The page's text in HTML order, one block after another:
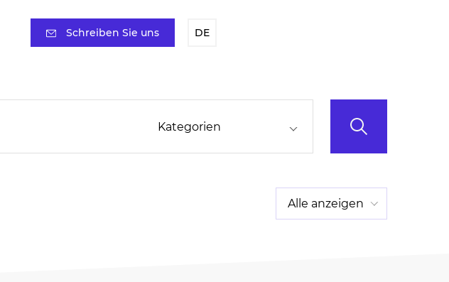
Schreiben Sie uns DE
Kategorien
Alle anzeigen